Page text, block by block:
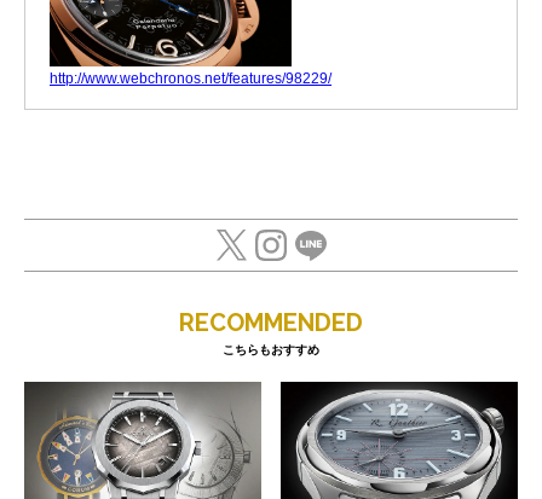
http://www.webchronos.net/features/98229/
RECOMMENDED
こちらもおすすめ